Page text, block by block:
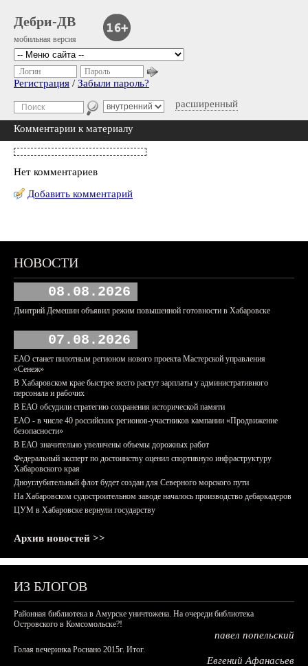
Дебри-ДВ
мобильная версия
расширенный
Логин Пароль
Регистрация / Забыли пароль?
Комментарии к материалу
Нет комментариев
Добавить комментарий
НОВОСТИ
08.08.2026
Дмитрий Демешин объявил режим повышенной готовности в Хабаровске
07.08.2026
ЕАО станет пилотным регионом нового проекта Мастерской управления
«Сенеж»
В Хабаровском крае быстрее всего растут зарплаты у административного
персонала и рабочих
В ЕАО обсудили стратегию сохранения исторической памяти
ЕАО - в числе 40 российских регионов-участников кампании «Продвижение
безопасности»
В ЕАО значительно увеличены объемы дорожных работ
Федеральный эксперт по достоинству оценил спортивную инфраструктуру
Хабаровского края
Дноуглубительный флот будет создан для Северного морского пути
На Хабаровском судостроительном заводе началось производство дебаркадеров
ЦУМ в Хабаровске вернули государству
Архив новостей >>
ИЗ БЛОГОВ
Районная библиотека в Амурске уничтожена. На очереди библиотека
Островского в Комсомольске?!
павел попельский
Голая вечеринка Роснано 2015г. Итог.
Евгений Афанасьев